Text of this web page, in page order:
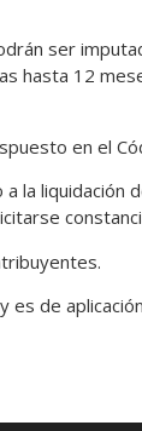
ser
hasta 12
en el
la liquidación
es de